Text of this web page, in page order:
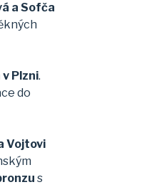
a Sofča
v Plzni.
do
Vojtovi
s